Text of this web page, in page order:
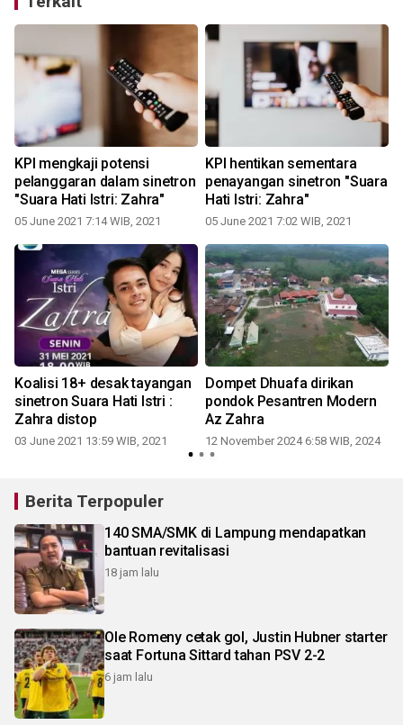
KPI mengkaji potensi
pelanggaran dalam sinetron
"Suara Hati Istri: Zahra"
05 June 2021 7:14 WIB, 2021
KPI hentikan sementara
penayangan sinetron "Suara
Hati Istri: Zahra"
05 June 2021 7:02 WIB, 2021
Koalisi 18+ desak tayangan
sinetron Suara Hati Istri :
Zahra distop
03 June 2021 13:59 WIB, 2021
Dompet Dhuafa dirikan
pondok Pesantren Modern
Az Zahra
12 November 2024 6:58 WIB, 2024
Berita Terpopuler
140 SMA/SMK di Lampung mendapatkan
bantuan revitalisasi
18 jam lalu
Ole Romeny cetak gol, Justin Hubner starter
saat Fortuna Sittard tahan PSV 2-2
6 jam lalu